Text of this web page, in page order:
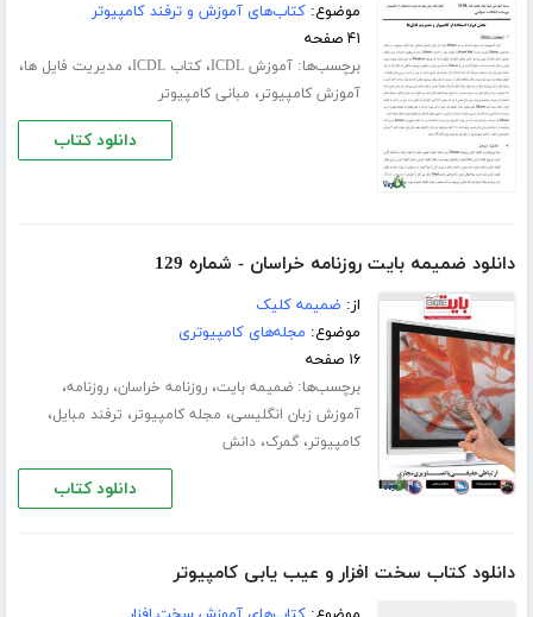
موضوع:کتاب‌های آموزش و ترفند کامپیوتر
۴۱ صفحه
برچسب‌ها:آموزش ICDL ،کتاب ICDL ، مدیریت فایل ها،
آموزش کامپیوتر، مبانی کامپیوتر
دانلود کتاب
دانلود ضمیمه بایت روزنامه خراسان - شماره 129
از: ضمیمه کلیک
موضوع: مجله‌های کامپیوتری
۱۶ صفحه
برچسب‌ها:ضمیمه بایت،روزنامه خراسان،روزنامه،
آموزش زبان انگلیسی، مجله کامپیوتر، ترفند مبایل،
کامپیوتر،گمرک،دانش
دانلود کتاب
دانلود کتاب سخت افزار و عیب یابی کامپیوتر